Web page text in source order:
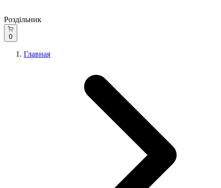
Роздільник
0
Главная